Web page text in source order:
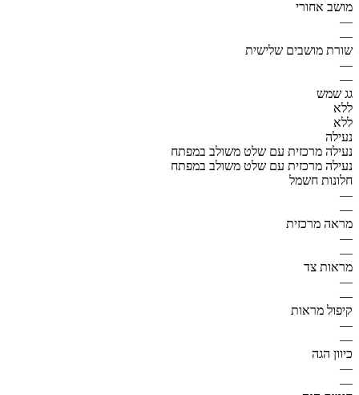
מושב אחורי
—
—
שורת מושבים שלישית
—
—
גג שמש
ללא
ללא
נעילה
נעילה מרכזית עם שלט משולב במפתח
נעילה מרכזית עם שלט משולב במפתח
חלונות חשמל
—
—
מראה מרכזית
—
—
מראות צד
—
—
קיפול מראות
—
—
כיוון הגה
—
—